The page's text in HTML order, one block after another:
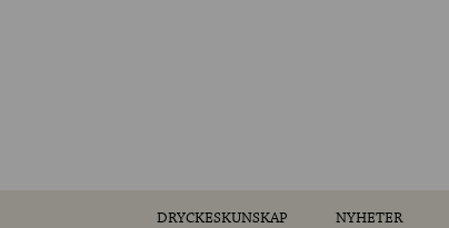
DRYCKESKUNSKAP NYHETER